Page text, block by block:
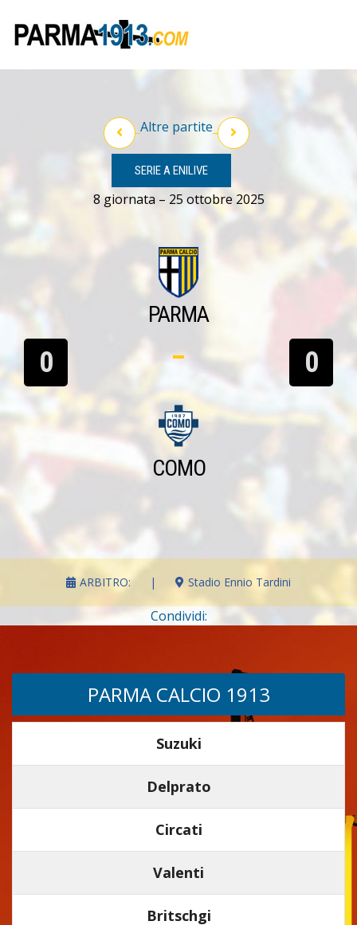
Altre partite
SERIE A ENILIVE
8 giornata – 25 ottobre 2025
PARMA
0 0
COMO
ARBITRO: | Stadio Ennio Tardini
Condividi:
PARMA CALCIO 1913
Suzuki
Delprato
Circati
Valenti
Britschgi